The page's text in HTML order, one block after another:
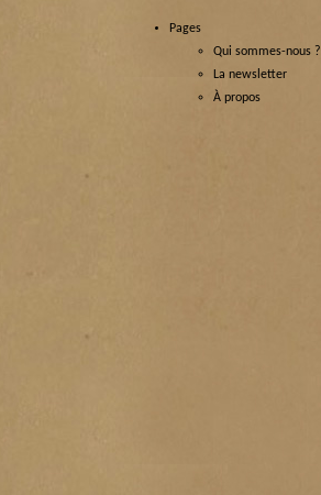
Pages
Qui sommes-nous ?
La newsletter
À propos